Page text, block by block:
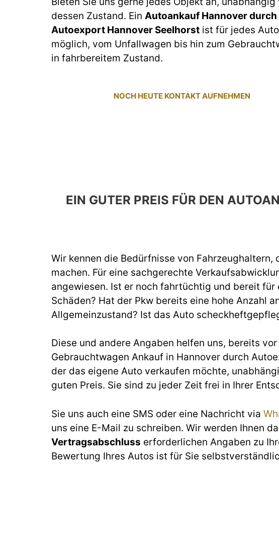
dessen Zustand. Ein Autoankauf Hannover durch
Autoexport Hannover Seelhorst ist für jedes Auto
möglich, vom Unfallwagen bis hin zum
in fahrbereitem Zustand.
NOCH HEUTE KONTAKT AUFNEHMEN
EIN GUTER PREIS FÜR DEN
Wir kennen die Bedürfnisse von
machen. Für eine sachgerechte
angewiesen. Ist er noch fahrtüchtig und bereit
Schäden? Hat der Pkw bereits eine hohe Anzahl
Allgemeinzustand? Ist das Auto
Diese und andere Angaben helfen uns, bereits
Gebrauchtwagen Ankauf in Hannover durch
der das eigene Auto verkaufen möchte,
guten Preis. Sie sind zu jeder Zeit frei in Ihrer
Sie uns auch eine SMS oder eine Nachricht via
uns eine E-Mail zu schreiben. Wir werden Ihnen
Vertragsabschluss erforderlichen Angaben zu
Bewertung Ihres Autos ist für Sie